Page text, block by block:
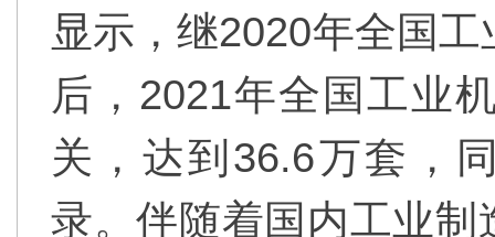
显示，继2020年全国
后，2021年全国工业
关，达到36.6万套，
录。伴随着国内工业